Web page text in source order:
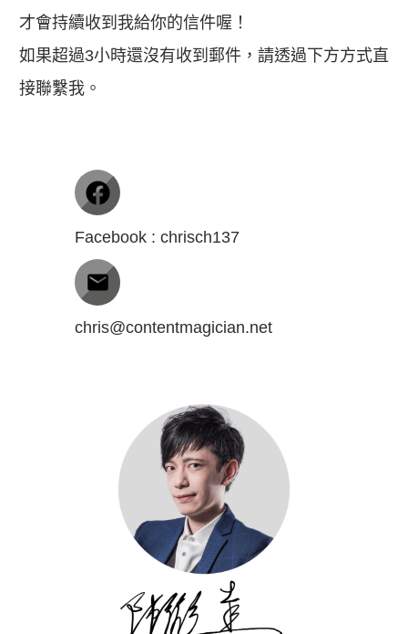
才會持續收到我給你的信件喔！
如果超過3小時還沒有收到郵件，請透過下方方式直
接聯繫我。
Facebook : chrisch137
chris@contentmagician.net